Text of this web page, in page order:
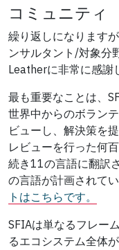
コミュニティ
繰り返しになります
ンサルタント/対象分
Leatherに非常に感謝
最も重要なことは、
世界中からのボラン
ビューし、解決策を
レビューを行った何
続き11の言語に翻訳
の言語が計画されてい
トはこちらです。
SFIAは単なるフレー
るエコシステム全体